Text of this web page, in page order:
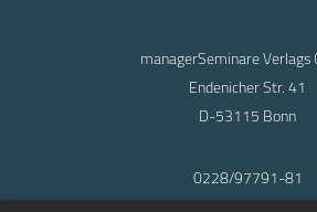
managerSeminare Verlags
Endenicher Str. 41
D-53115 Bonn
0228/97791-81